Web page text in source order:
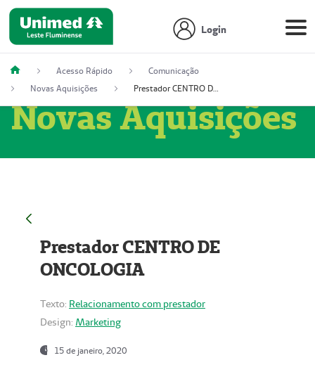
Login
Acesso Rápido
Comunicação
Novas Aquisições
Prestador CENTRO DE ONCOLOGIA
Novas Aquisições
Prestador CENTRO DE
ONCOLOGIA
Texto: Relacionamento com prestador
Design: Marketing
15 de janeiro, 2020